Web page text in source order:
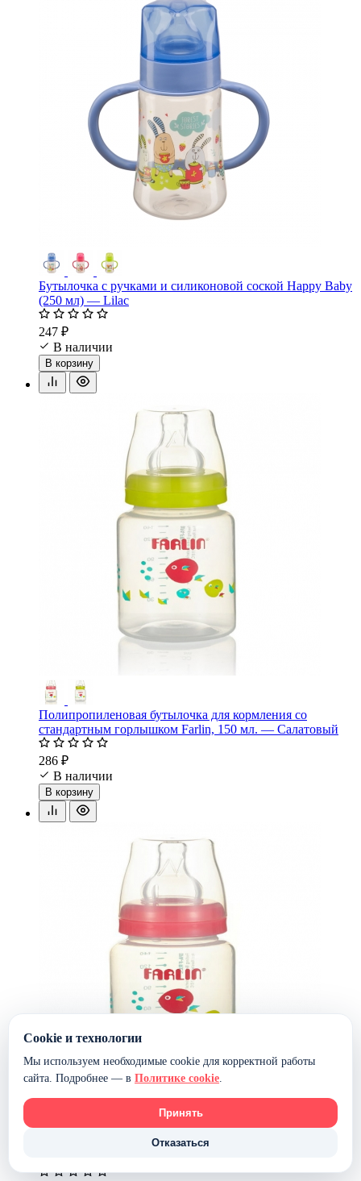
Бутылочка с ручками и силиконовой соской Happy Baby
(250 мл) — Lilac
247 ₽
В наличии
В корзину
Полипропиленовая бутылочка для кормления со
стандартным горлышком Farlin, 150 мл. — Салатовый
286 ₽
В наличии
В корзину
Полипропиленовая бутылочка для кормления со
Cookie и технологии
Мы используем необходимые cookie для корректной работы
сайта. Подробнее — в Политике cookie.
Принять
Отказаться